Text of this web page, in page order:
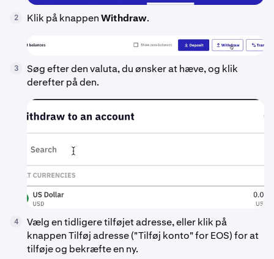
2 Klik på knappenWithdraw.
3
Søg efter den valuta, du ønsker at hæve, og klik
derefter på den.
4
Vælg en tidligere tilføjet adresse, eller klik på
knappen Tilføj adresse ("Tilføj konto" for EOS) for at
tilføje og bekræfte en ny.